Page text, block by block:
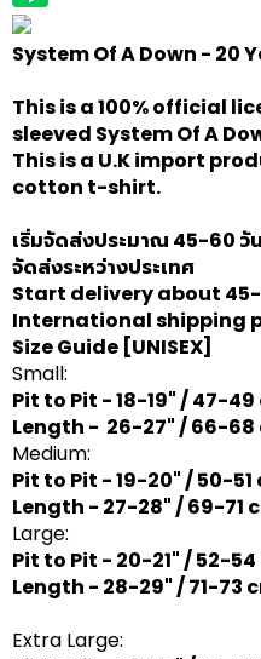
System Of A Down - 20
This is a 100% official
sleeved System Of A
This is a U.K import
cotton t-shirt.
เริ่มจัดส่งประมาณ 45-60 วั
จัดส่งระหว่างประเทศ
Start delivery about
International shipping
Size Guide [UNISEX]
Small:
Pit to Pit - 18-19" / 47-49
Length - 26-27" / 66-68
Medium:
Pit to Pit - 19-20" / 50-51
Length - 27-28" / 69-71
Large:
Pit to Pit - 20-21" / 52-
Length - 28-29" / 71-73
Extra Large: